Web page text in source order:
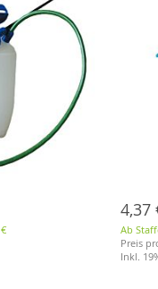
4,37
Ab
Preis
Inkl.